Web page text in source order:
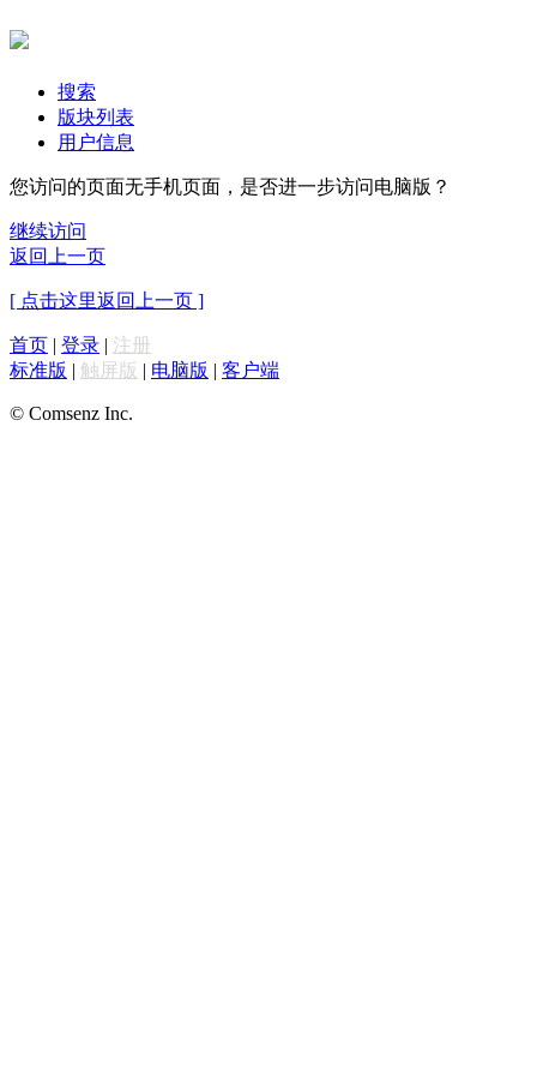
搜索
版块列表
用户信息
您访问的页面无手机页面，是否进一步访问电脑版？
继续访问
返回上一页
[ 点击这里返回上一页 ]
首页 | 登录 | 注册
标准版 | 触屏版 | 电脑版 | 客户端
© Comsenz Inc.